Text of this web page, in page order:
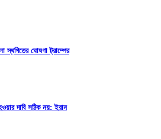
স্থগিতের ঘোষণা ট্রাম্পের
দাবি সঠিক নয়: ইরান